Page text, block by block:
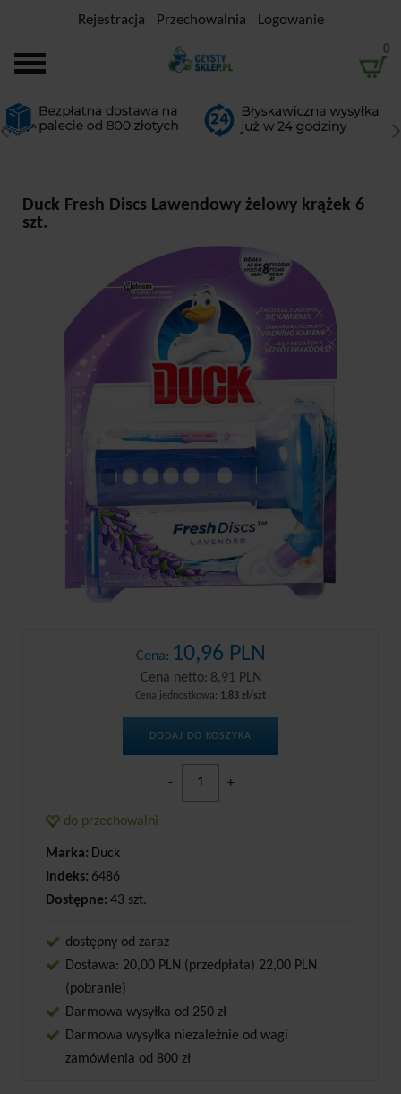
Rejestracja Przechowalnia Logowanie
0
Duck Fresh Discs Lawendowy żelowy krążek 6
szt.
Cena: 10,96 PLN
Cena netto: 8,91 PLN
Cena jednostkowa: 1,83 zł/szt
DODAJ DO KOSZYKA
- +
do przechowalni
Marka: Duck
Indeks: 6486
Dostępne: 43 szt.
dostępny od zaraz
Dostawa: 20,00 PLN (przedpłata) 22,00 PLN
(pobranie)
Darmowa wysyłka od 250 zł
Darmowa wysyłka niezależnie od wagi
zamówienia od 800 zł